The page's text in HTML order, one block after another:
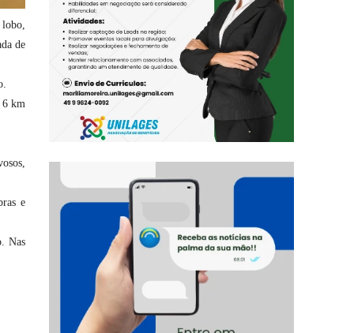
de
6 km
e
Nas